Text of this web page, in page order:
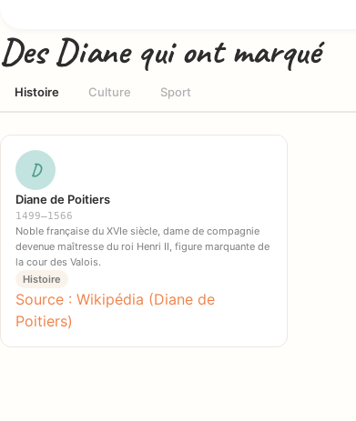
Des Diane qui ont marqué
Histoire Culture Sport
D
Diane de Poitiers
1499–1566
Noble française du XVIe siècle, dame de compagnie
devenue maîtresse du roi Henri II, figure marquante de
la cour des Valois.
Histoire
Source : Wikipédia (Diane de
Poitiers)